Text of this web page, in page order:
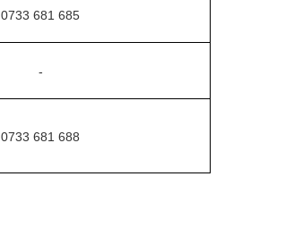
0733 681 685
-
0733 681 688